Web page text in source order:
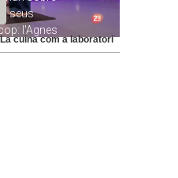
cuina com a laboratori